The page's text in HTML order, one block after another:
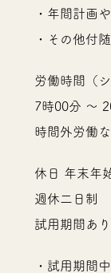
・年間計画
・その他付
労働時間（シ
7時00分 〜
時間外労働な
休日 年末年
週休二日制
試用期間あ
・試用期間